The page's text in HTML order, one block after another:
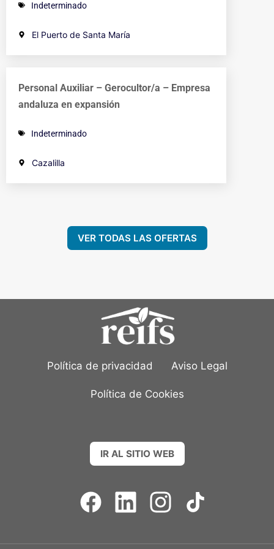
Indeterminado
El Puerto de Santa María
Personal Auxiliar – Gerocultor/a – Empresa
andaluza en expansión
Indeterminado
Cazalilla
VER TODAS LAS OFERTAS
Política de privacidad Aviso Legal
Política de Cookies
IR AL SITIO WEB